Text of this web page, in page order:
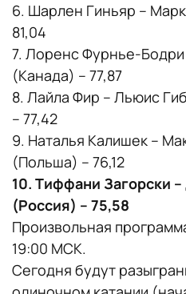
6. Шарлен Гиньяр –
81,04
7. Лоренс Фурнье-
(Канада) – 77,87
8. Лайла Фир – Льюис
– 77,42
9. Наталья Калишек –
(Польша) – 76,12
10. Тиффани Загорски
(Россия) – 75,58
Произвольная
19:00 МСК.
Сегодня будут